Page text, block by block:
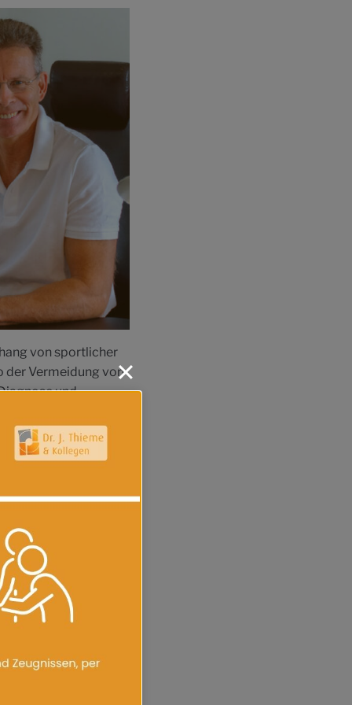
von sportlicher
der Vermeidung von
und